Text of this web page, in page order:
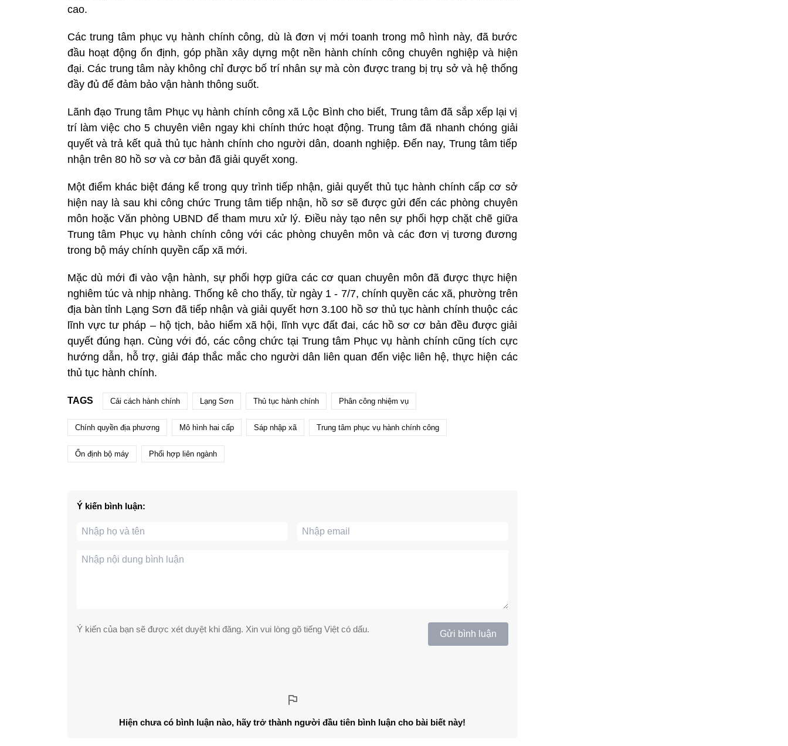
cao.
Các trung tâm phục vụ hành chính công, dù là đơn vị mới toanh trong mô hình này, đã bước
đầu hoạt động ổn định, góp phần xây dựng một nền hành chính công chuyên nghiệp và hiện
đại. Các trung tâm này không chỉ được bố trí nhân sự mà còn được trang bị trụ sở và hệ thống
đầy đủ để đảm bảo vận hành thông suốt.
Lãnh đạo Trung tâm Phục vụ hành chính công xã Lộc Bình cho biết, Trung tâm đã sắp xếp lại vị
trí làm việc cho 5 chuyên viên ngay khi chính thức hoạt động. Trung tâm đã nhanh chóng giải
quyết và trả kết quả thủ tục hành chính cho người dân, doanh nghiệp. Đến nay, Trung tâm tiếp
nhận trên 80 hồ sơ và cơ bản đã giải quyết xong.
Một điểm khác biệt đáng kể trong quy trình tiếp nhận, giải quyết thủ tục hành chính cấp cơ sở
hiện nay là sau khi công chức Trung tâm tiếp nhận, hồ sơ sẽ được gửi đến các phòng chuyên
môn hoặc Văn phòng UBND để tham mưu xử lý. Điều này tạo nên sự phối hợp chặt chẽ giữa
Trung tâm Phục vụ hành chính công với các phòng chuyên môn và các đơn vị tương đương
trong bộ máy chính quyền cấp xã mới.
Mặc dù mới đi vào vận hành, sự phối hợp giữa các cơ quan chuyên môn đã được thực hiện
nghiêm túc và nhịp nhàng. Thống kê cho thấy, từ ngày 1 - 7/7, chính quyền các xã, phường trên
địa bàn tỉnh Lạng Sơn đã tiếp nhận và giải quyết hơn 3.100 hồ sơ thủ tục hành chính thuộc các
lĩnh vực tư pháp – hộ tịch, bảo hiểm xã hội, lĩnh vực đất đai, các hồ sơ cơ bản đều được giải
quyết đúng hạn. Cùng với đó, các công chức tại Trung tâm Phục vụ hành chính cũng tích cực
hướng dẫn, hỗ trợ, giải đáp thắc mắc cho người dân liên quan đến việc liên hệ, thực hiện các
thủ tục hành chính.
TAGS Cải cách hành chính Lạng Sơn Thủ tục hành chính Phân công nhiệm vụ
Chính quyền địa phương Mô hình hai cấp Sáp nhập xã Trung tâm phục vụ hành chính công
Ổn định bộ máy Phối hợp liên ngành
Ý kiến bình luận:
Ý kiến của bạn sẽ được xét duyệt khi đăng. Xin vui lòng gõ tiếng Việt có dấu. Gửi bình luận
Hiện chưa có bình luận nào, hãy trở thành người đầu tiên bình luận cho bài biết này!